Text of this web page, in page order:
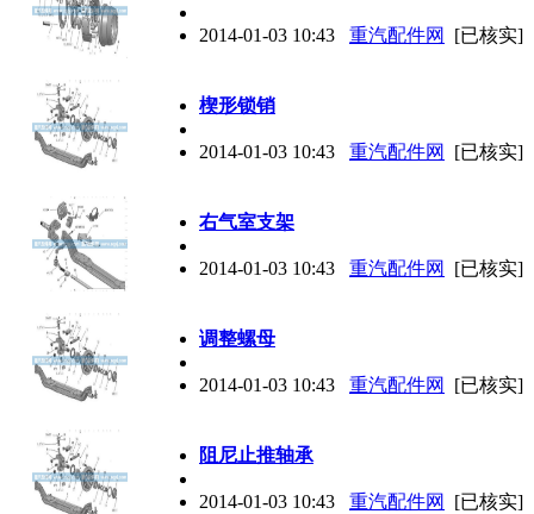
2014-01-03 10:43 重汽配件网 [已核实]
楔形锁销
2014-01-03 10:43 重汽配件网 [已核实]
右气室支架
2014-01-03 10:43 重汽配件网 [已核实]
调整螺母
2014-01-03 10:43 重汽配件网 [已核实]
阻尼止推轴承
2014-01-03 10:43 重汽配件网 [已核实]